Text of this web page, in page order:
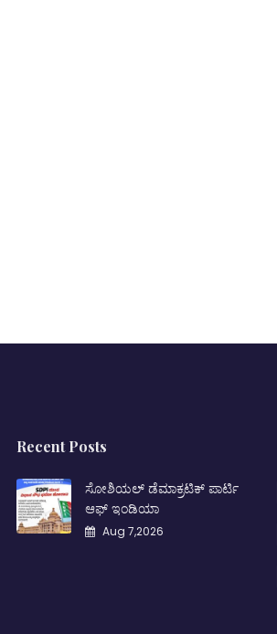
Recent Posts
ಸೋಶಿಯಲ್ ಡೆಮಾಕ್ರಟಿಕ್ ಪಾರ್ಟಿ
ಆಫ್ ಇಂಡಿಯಾ
Aug 7,2026